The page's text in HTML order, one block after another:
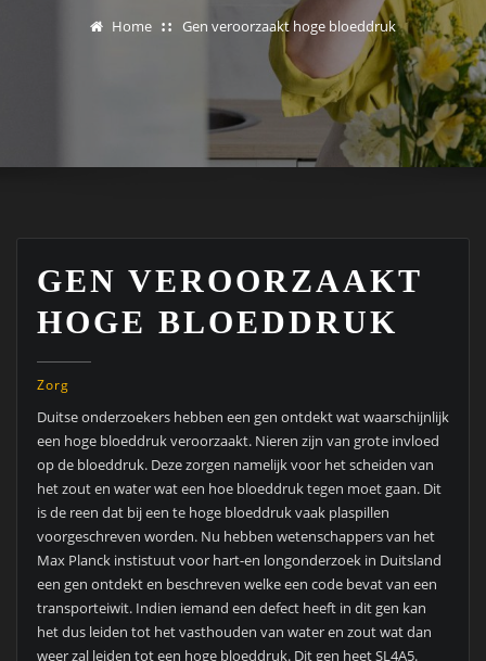
Home Gen veroorzaakt hoge bloeddruk
GEN VEROORZAAKT
HOGE BLOEDDRUK
Zorg
Duitse onderzoekers hebben een gen ontdekt wat waarschijnlijk
een hoge bloeddruk veroorzaakt. Nieren zijn van grote invloed
op de bloeddruk. Deze zorgen namelijk voor het scheiden van
het zout en water wat een hoe bloeddruk tegen moet gaan. Dit
is de reen dat bij een te hoge bloeddruk vaak plaspillen
voorgeschreven worden. Nu hebben wetenschappers van het
Max Planck instistuut voor hart-en longonderzoek in Duitsland
een gen ontdekt en beschreven welke een code bevat van een
transporteiwit. Indien iemand een defect heeft in dit gen kan
het dus leiden tot het vasthouden van water en zout wat dan
weer zal leiden tot een hoge bloeddruk. Dit gen heet SL4A5.